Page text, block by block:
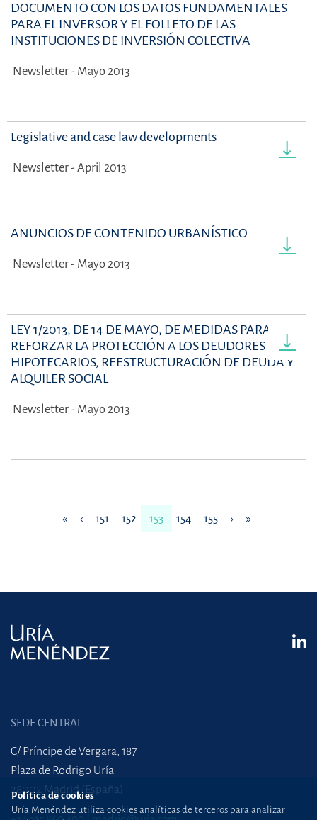
DOCUMENTO CON LOS DATOS FUNDAMENTALES
PARA EL INVERSOR Y EL FOLLETO DE LAS
INSTITUCIONES DE INVERSIÓN COLECTIVA
Newsletter - Mayo 2013
Legislative and case law developments
Newsletter - April 2013
ANUNCIOS DE CONTENIDO URBANÍSTICO
Newsletter - Mayo 2013
LEY 1/2013, DE 14 DE MAYO, DE MEDIDAS PARA
REFORZAR LA PROTECCIÓN A LOS DEUDORES
HIPOTECARIOS, REESTRUCTURACIÓN DE DEUDA Y
ALQUILER SOCIAL
Newsletter - Mayo 2013
« ‹ 151 152 153 154 155 › »
SEDE CENTRAL
C/ Príncipe de Vergara, 187
Plaza de Rodrigo Uría
28002 Madrid (España)
Política de cookies
Uría Menéndez utiliza cookies analíticas de terceros para analizar